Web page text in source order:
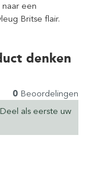
een
Britse flair.
denken
0 Beoordelingen
als eerste uw